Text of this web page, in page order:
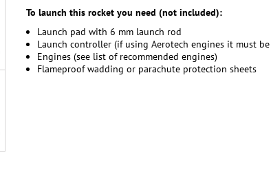
To launch this rocket you need (not included):
Launch pad with 6 mm launch rod
Launch controller (if using Aerotech engines it must
Engines (see list of recommended engines)
Flameproof wadding or parachute protection sheets